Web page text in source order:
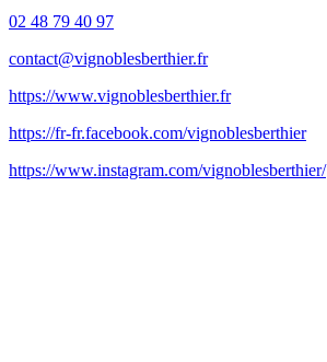
02 48 79 40 97
contact@vignoblesberthier.fr
https://www.vignoblesberthier.fr
https://fr-fr.facebook.com/vignoblesberthier
https://www.instagram.com/vignoblesberthier/